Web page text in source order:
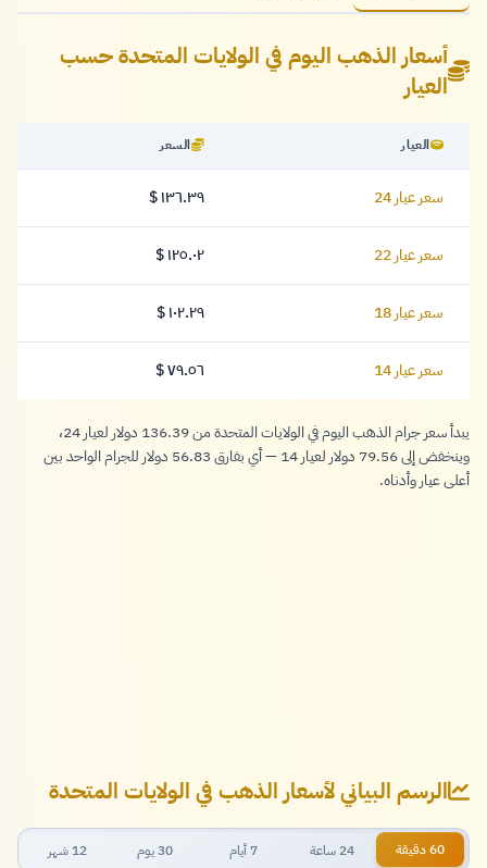
أسعار الذهب اليوم في الولايات المتحدة حسب
العيار
العيار السعر
سعر عيار 24 ١٣٦.٣٩ دولار
١٣٦.٣٩ $
سعر عيار 22 ١٢٥.٠٢ دولار
١٢٥.٠٢ $
سعر عيار 18 ١٠٢.٢٩ دولار
١٠٢.٢٩ $
سعر عيار 14 ٧٩.٥٦ دولار
٧٩.٥٦ $
يبدأ سعر جرام الذهب اليوم في الولايات المتحدة من 136.39 دولار لعيار 24،
وينخفض إلى 79.56 دولار لعيار 14 — أي بفارق 56.83 دولار للجرام الواحد بين
أعلى عيار وأدناه.
الرسم البياني لأسعار الذهب في الولايات المتحدة
60 دقيقة 24 ساعة 7 أيام 30 يوم 12 شهر